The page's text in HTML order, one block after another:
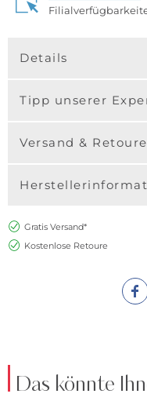
Details
Tipp unserer
Versand & Retoure
Gratis Versand*
Kostenlose Retoure
Das könnte